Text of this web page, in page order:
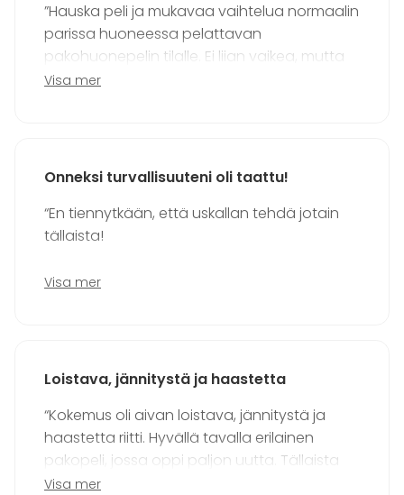
”Hauska peli ja mukavaa vaihtelua normaalin
parissa huoneessa pelattavan
pakohuonepelin tilalle. Ei liian vaikea, mutta
silti saa haastaa itseään fyysisesti ja
Visa mer
Onneksi turvallisuuteni oli taattu!
“En tiennytkään, että uskallan tehdä jotain
tällaista!
Onneksi turvallisuuteni oli taattu. Näytti ja
Visa mer
Loistava, jännitystä ja haastetta
“Kokemus oli aivan loistava, jännitystä ja
haastetta riitti. Hyvällä tavalla erilainen
pakopeli, jossa oppi paljon uutta. Tällaista
lähtisi mieluusti pelaamaan uudestaankin” –
Visa mer